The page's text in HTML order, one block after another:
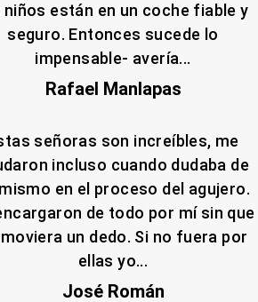
niños están en un coche fiable y
seguro. Entonces sucede lo
impensable- avería...
Rafael Manlapas
señoras son increíbles, me
incluso cuando dudaba de
en el proceso del agujero.
de todo por mí sin que
un dedo. Si no fuera por
ellas yo...
José Román